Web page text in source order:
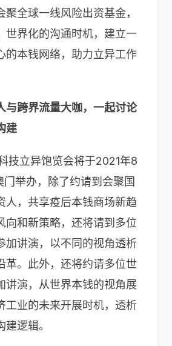
聚全球一线风险出资基金，
世界化的沟通时机，建立一
的本钱网络，助力立异工作
与跨界流量大咖，一起讨论
建
技立异饱览会将于2021年8
举办，除了约请到会聚国
人，共享疫后本钱商场新趋
向和新策略，还将请到多位
加讲演，以不同的视角透析
革。此外，还将约请多位世
讲演，从世界本钱的视角展
工业的未来开展时机，透析
逻辑。